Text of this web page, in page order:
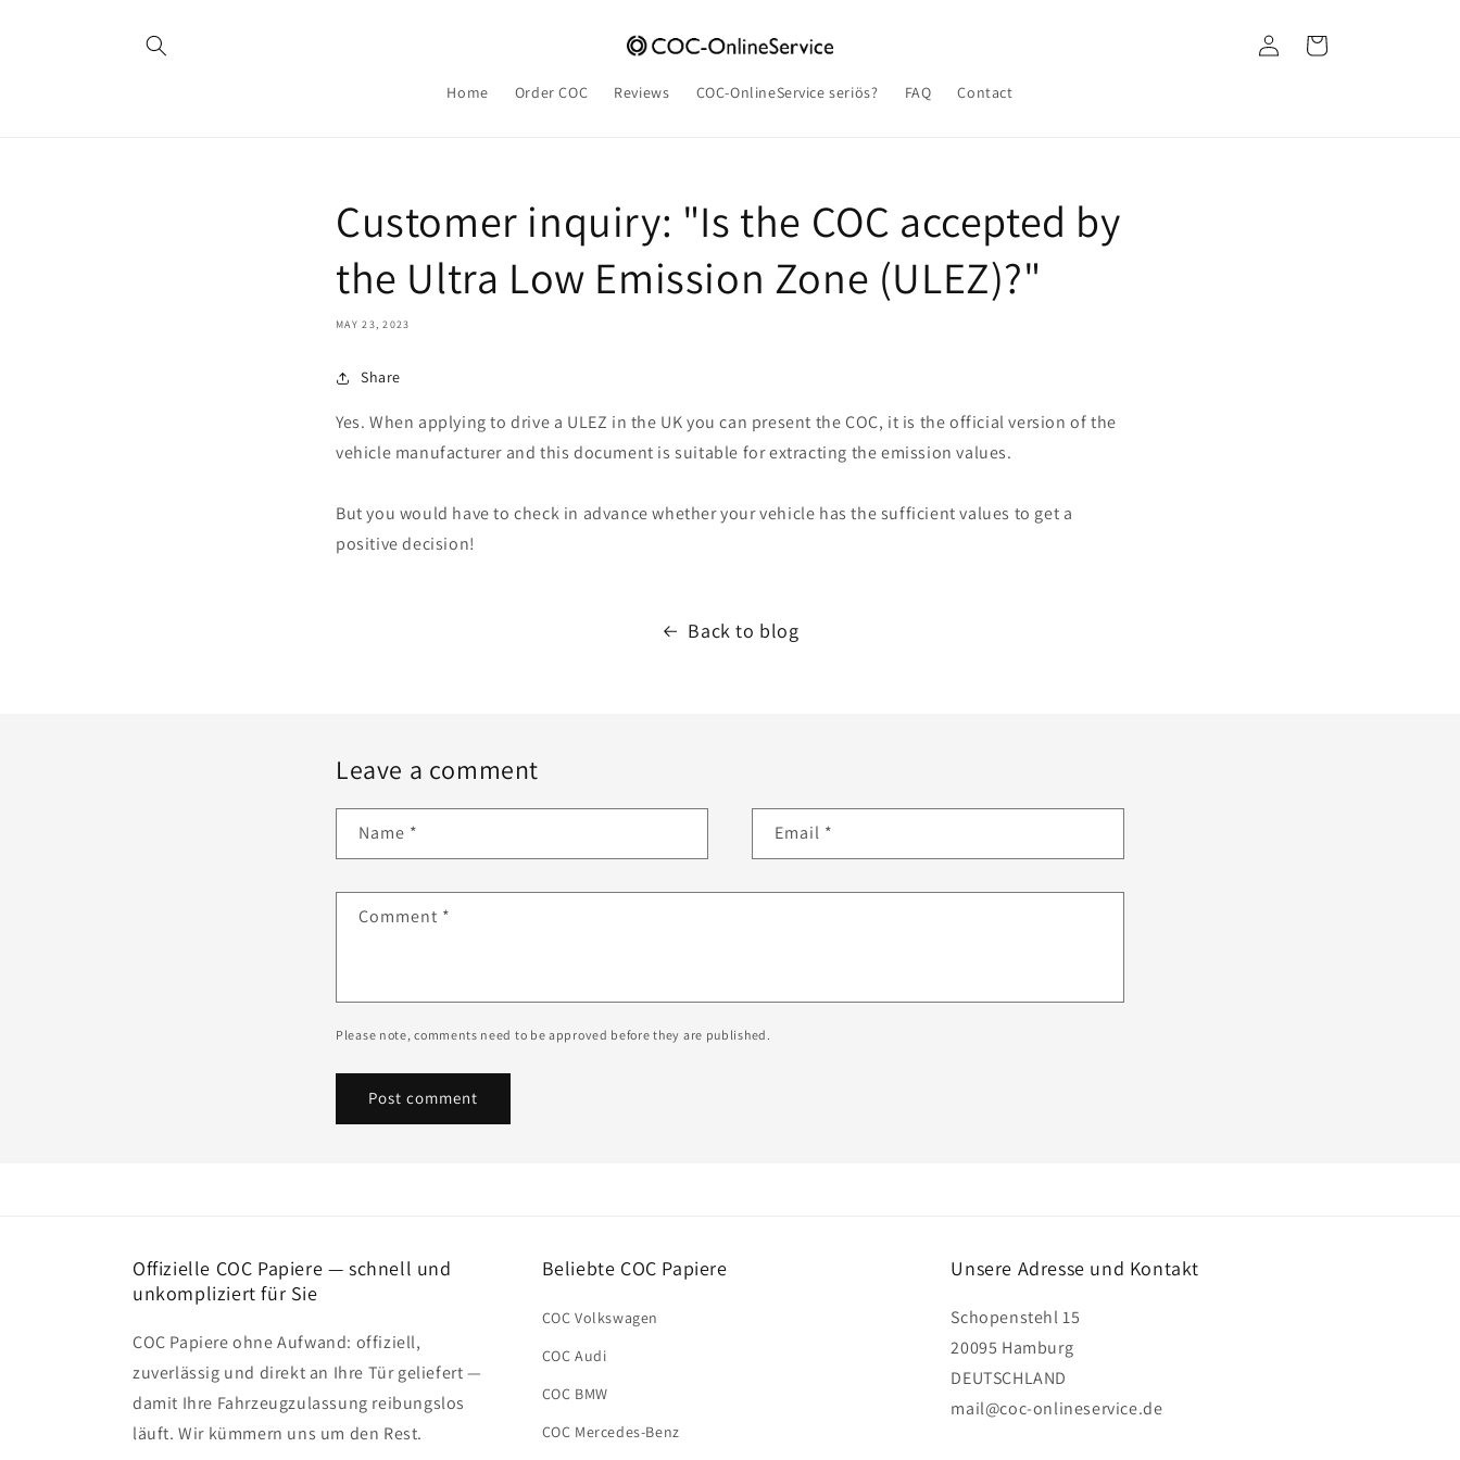
Home Order COC Reviews COC-OnlineService seriös? FAQ Contact
Log
in
Cart
Customer inquiry: "Is the COC accepted by
the Ultra Low Emission Zone (ULEZ)?"
MAY 23, 2023
Share
Yes. When applying to drive a ULEZ in the UK you can present the COC, it is the official version of the
vehicle manufacturer and this document is suitable for extracting the emission values.
But you would have to check in advance whether your vehicle has the sufficient values to get a
positive decision!
Back to blog
Leave a comment
Name * Email *
Comment *
Please note, comments need to be approved before they are published.
Offizielle COC Papiere — schnell und
unkompliziert für Sie
COC Papiere ohne Aufwand: offiziell,
zuverlässig und direkt an Ihre Tür geliefert —
damit Ihre Fahrzeugzulassung reibungslos
läuft. Wir kümmern uns um den Rest.
Beliebte COC Papiere
COC Volkswagen
COC Audi
COC BMW
COC Mercedes-Benz
Unsere Adresse und Kontakt
Schopenstehl 15
20095 Hamburg
DEUTSCHLAND
mail@coc-onlineservice.de